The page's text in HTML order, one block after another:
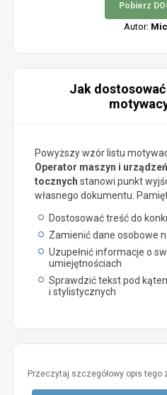
Pobierz
Autor:
Jak
Powyższy wzór listu
Operator maszyn i
tocznych stanowi punkt
własnego dokumentu.
Dostosować treść do
Zamienić dane osobowe
Uzupełnić informacje o
umiejętnościach
Sprawdzić tekst pod
i stylistycznych
Przeczytaj szczegółowy opis tego